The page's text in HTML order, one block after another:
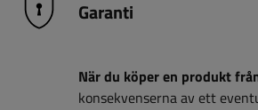
Garanti
När du köper en produkt
konsekvenserna av ett